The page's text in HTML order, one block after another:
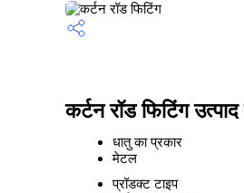
कर्टन रॉड फिटिंग
धातु का प्रकार
मेटल
प्रॉडक्ट टाइप